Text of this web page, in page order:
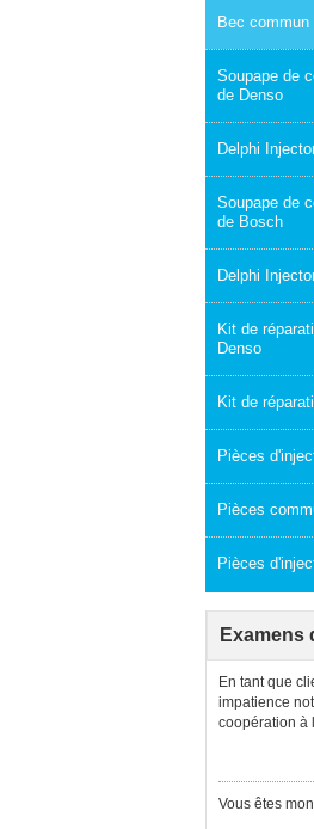
Bec
Soupape de
de Denso
Delphi
Soupape de
de Bosch
Delphi
Kit de
Denso
Kit de
Pièces
Pièces
Pièces
Examens
En tant que
impatience
coopération à
Vous êtes